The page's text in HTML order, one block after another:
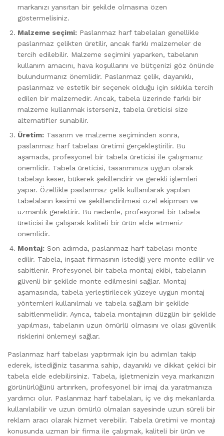
markanızı yansıtan bir şekilde olmasına özen
göstermelisiniz.
Malzeme seçimi: Paslanmaz harf tabelaları genellikle
paslanmaz çelikten üretilir, ancak farklı malzemeler de
tercih edilebilir. Malzeme seçimini yaparken, tabelanın
kullanım amacını, hava koşullarını ve bütçenizi göz önünde
bulundurmanız önemlidir. Paslanmaz çelik, dayanıklı,
paslanmaz ve estetik bir seçenek olduğu için sıklıkla tercih
edilen bir malzemedir. Ancak, tabela üzerinde farklı bir
malzeme kullanmak isterseniz, tabela üreticisi size
alternatifler sunabilir.
Üretim: Tasarım ve malzeme seçiminden sonra,
paslanmaz harf tabelası üretimi gerçekleştirilir. Bu
aşamada, profesyonel bir tabela üreticisi ile çalışmanız
önemlidir. Tabela üreticisi, tasarımınıza uygun olarak
tabelayı keser, bükerek şekillendirir ve gerekli işlemleri
yapar. Özellikle paslanmaz çelik kullanılarak yapılan
tabelaların kesimi ve şekillendirilmesi özel ekipman ve
uzmanlık gerektirir. Bu nedenle, profesyonel bir tabela
üreticisi ile çalışarak kaliteli bir ürün elde etmeniz
önemlidir.
Montaj: Son adımda, paslanmaz harf tabelası monte
edilir. Tabela, inşaat firmasının istediği yere monte edilir ve
sabitlenir. Profesyonel bir tabela montaj ekibi, tabelanın
güvenli bir şekilde monte edilmesini sağlar. Montaj
aşamasında, tabela yerleştirilecek yüzeye uygun montaj
yöntemleri kullanılmalı ve tabela sağlam bir şekilde
sabitlenmelidir. Ayrıca, tabela montajının düzgün bir şekilde
yapılması, tabelanın uzun ömürlü olmasını ve olası güvenlik
risklerini önlemeyi sağlar.
Paslanmaz harf tabelası yaptırmak için bu adımları takip
ederek, istediğiniz tasarıma sahip, dayanıklı ve dikkat çekici bir
tabela elde edebilirsiniz. Tabela, işletmenizin veya markanızın
görünürlüğünü artırırken, profesyonel bir imaj da yaratmanıza
yardımcı olur. Paslanmaz harf tabelaları, iç ve dış mekanlarda
kullanılabilir ve uzun ömürlü olmaları sayesinde uzun süreli bir
reklam aracı olarak hizmet verebilir. Tabela üretimi ve montajı
konusunda uzman bir firma ile çalışmak, kaliteli bir ürün ve